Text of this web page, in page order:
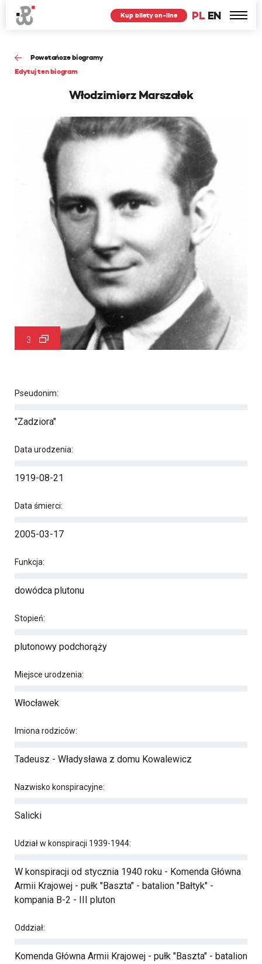
PL EN
Kup bilety on-line
Powstańcze biogramy
Edytuj ten biogram
Włodzimierz Marszałek
3
Pseudonim:
"Zadziora"
Data urodzenia:
1919-08-21
Data śmierci:
2005-03-17
Funkcja:
dowódca plutonu
Stopień:
plutonowy podchorąży
Miejsce urodzenia:
Włocławek
Imiona rodziców:
Tadeusz - Władysława z domu Kowalewicz
Nazwisko konspiracyjne:
Salicki
Udział w konspiracji 1939-1944:
W konspiracji od stycznia 1940 roku - Komenda Główna
Armii Krajowej - pułk "Baszta" - batalion "Bałtyk" -
kompania B-2 - III pluton
Oddział:
Komenda Główna Armii Krajowej - pułk "Baszta" - batalion